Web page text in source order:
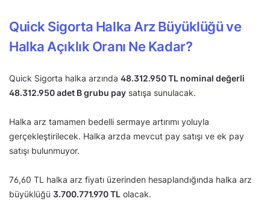
Quick Sigorta Halka Arz Büyüklüğü ve
Halka Açıklık Oranı Ne Kadar?
Quick Sigorta halka arzında 48.312.950 TL nominal değerli
48.312.950 adet B grubu pay satışa sunulacak.
Halka arz tamamen bedelli sermaye artırımı yoluyla
gerçekleştirilecek. Halka arzda mevcut pay satışı ve ek pay
satışı bulunmuyor.
76,60 TL halka arz fiyatı üzerinden hesaplandığında halka arz
büyüklüğü 3.700.771.970 TL olacak.